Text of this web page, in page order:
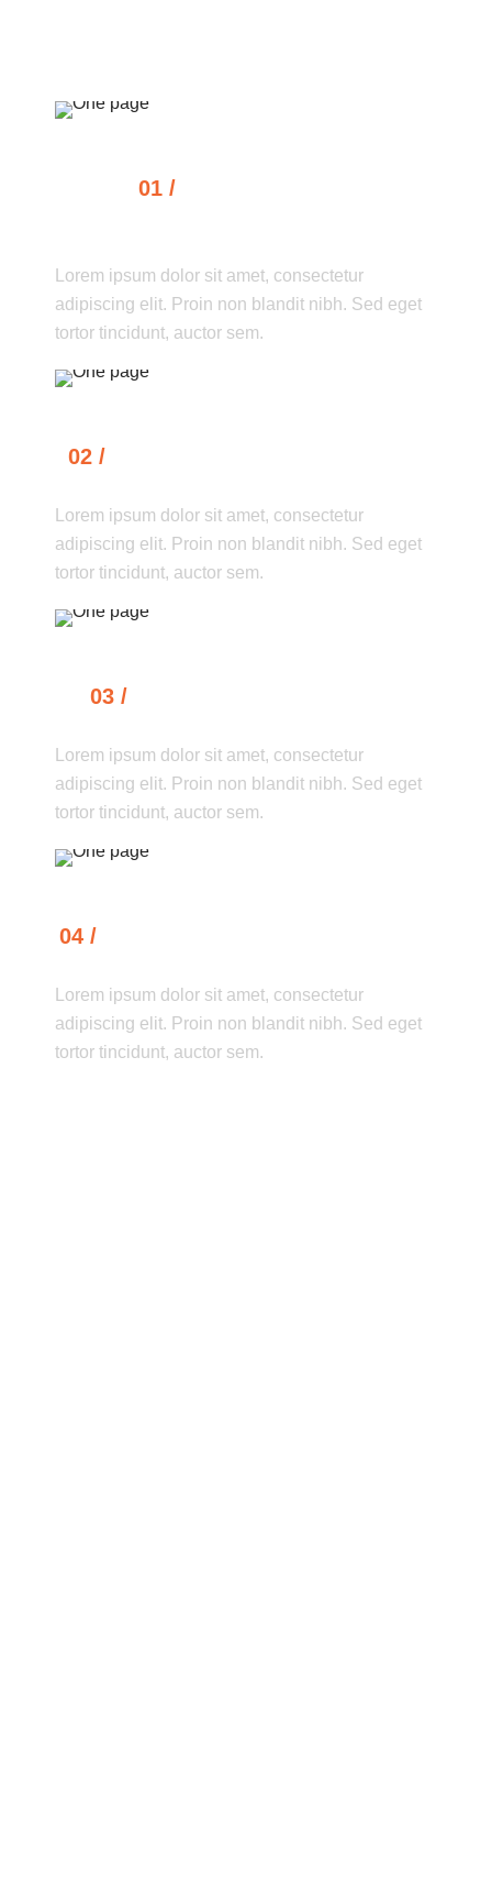
01 /
Lorem ipsum dolor sit amet, consectetur
adipiscing elit. Proin non blandit nibh. Sed eget
tortor tincidunt, auctor sem.
02 /
Lorem ipsum dolor sit amet, consectetur
adipiscing elit. Proin non blandit nibh. Sed eget
tortor tincidunt, auctor sem.
03 /
Lorem ipsum dolor sit amet, consectetur
adipiscing elit. Proin non blandit nibh. Sed eget
tortor tincidunt, auctor sem.
04 /
Lorem ipsum dolor sit amet, consectetur
adipiscing elit. Proin non blandit nibh. Sed eget
tortor tincidunt, auctor sem.